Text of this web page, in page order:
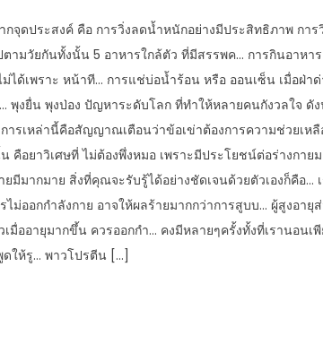
กจุดประสงค์ คือ การวิ่งลดน้ำหนักอย่างมีประสิทธิภาพ กา
ตามวัยกันทั้งนั้น 5 อาหารใกล้ตัว ที่มีสรรพค… การกินอาหา
ม่ได้เพราะ หน้าที… การแช่บ่อน้ำร้อน หรือ ออนเซ็น เมื่อฝ่
พุงยื่น พุงป่อง ปัญหาระดับโลก ที่ทำให้หลายคนกังวลใจ ดัง
รเหล่านี้คือสัญญาณเตือนว่าข้อเข่าต้องการความช่วยเหลื
คือยาวิเศษที่ ไม่ต้องพึ่งหมอ เพราะมีประโยชน์ต่อร่างกา
มีมากมาย สิ่งที่คุณจะรับรู้ได้อย่างชัดเจนด้วยตัวเองก็คือ…
ม่ออกกำลังกาย อาจให้ผลร้ายมากกว่าการสูบบ… ผู้สูงอายุ
มื่ออายุมากขึ้น ควรออกกำ… คงมีหลายๆครั้งทั้งที่เรานอนเ
ให้รู… พาวโปรตีน […]